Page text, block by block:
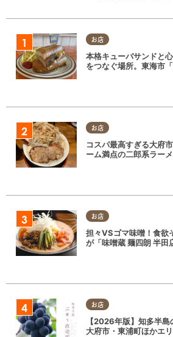
お店
本格キューバサンドと
をつなぐ場所。東海市
お店
コスパ最高すぎる大府
ーム満点の二郎系ラー
お店
担々VSゴマ味噌！食欲
が「味噌蔵 麺四朗 半田
お店
【2026年版】知多半島
大府市・東浦町ほかエ